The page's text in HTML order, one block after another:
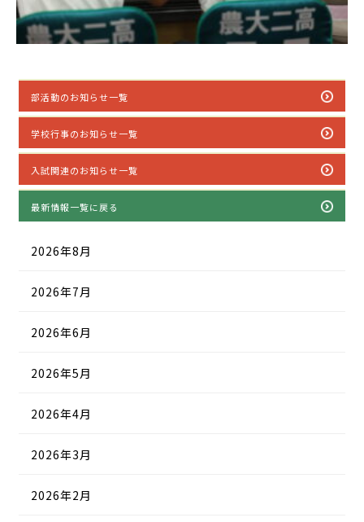
部活動のお知らせ一覧
学校行事のお知らせ一覧
入試関連のお知らせ一覧
最新情報一覧に戻る
2026年8月
2026年7月
2026年6月
2026年5月
2026年4月
2026年3月
2026年2月